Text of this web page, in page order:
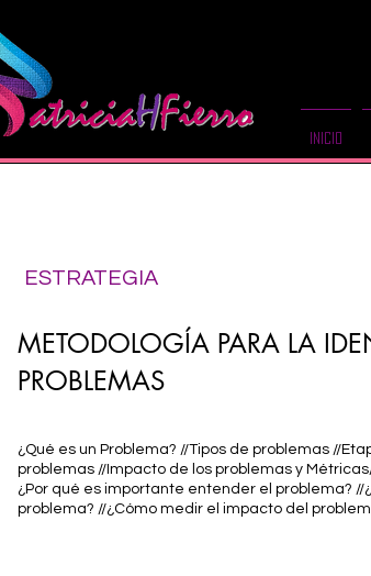
Inicio
ESTRATEGIA
METODOLOGÍA PARA LA
PROBLEMAS
¿Qué es un Problema? //Tipos de problemas //
problemas //Impacto de los problemas y
¿Por qué es importante entender el problema?
problema? //¿Cómo medir el impacto del